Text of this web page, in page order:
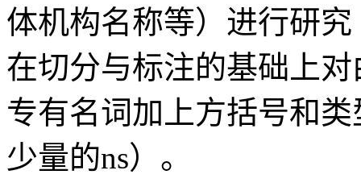
体机构名称等）进行研
在切分与标注的基础上
专有名词加上方括号和
少量的ns）。